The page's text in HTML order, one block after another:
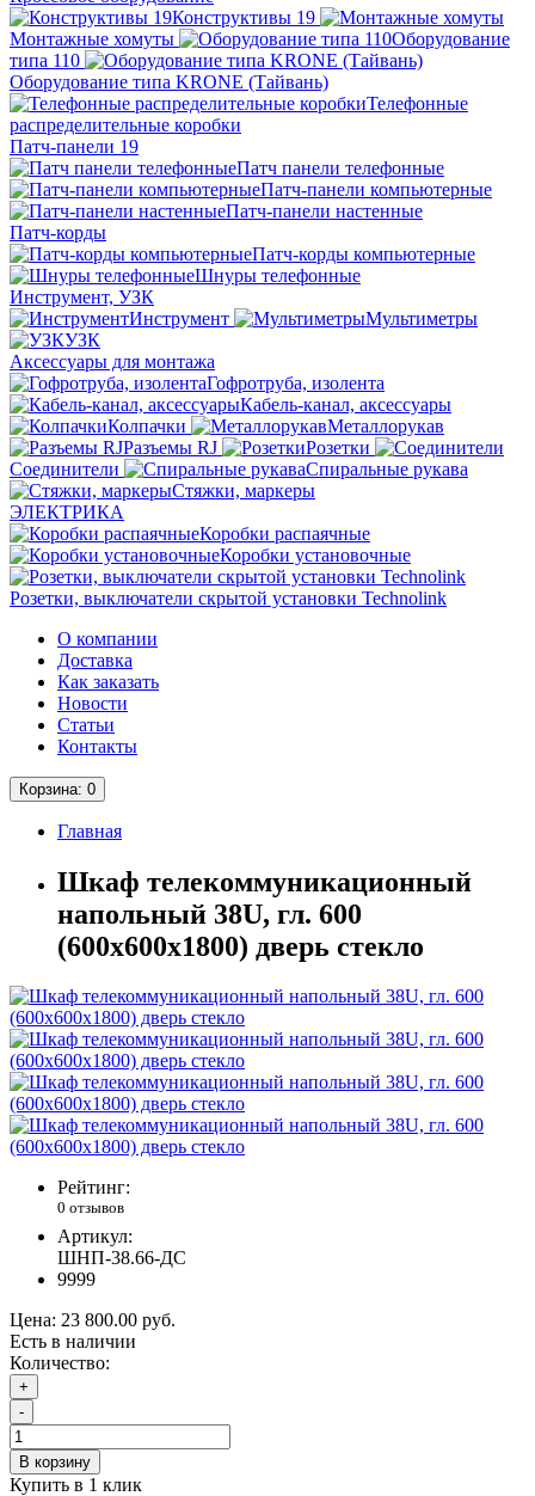
Конструктивы 19
Монтажные хомуты
Оборудование
типа 110
Оборудование типа KRONE (Тайвань)
Телефонные
распределительные коробки
Патч-панели 19
Патч панели телефонные
Патч-панели компьютерные
Патч-панели настенные
Патч-корды
Патч-корды компьютерные
Шнуры телефонные
Инструмент, УЗК
Инструмент
Мультиметры
УЗК
Аксессуары для монтажа
Гофротруба, изолента
Кабель-канал, аксессуары
Колпачки
Металлорукав
Разъемы RJ
Розетки
Соединители
Спиральные рукава
Стяжки, маркеры
ЭЛЕКТРИКА
Коробки распаячные
Коробки установочные
Розетки, выключатели скрытой установки Technolink
О компании
Доставка
Как заказать
Новости
Статьи
Контакты
Корзина: 0
Главная
Шкаф телекоммуникационный
напольный 38U, гл. 600
(600x600х1800) дверь стекло
Рейтинг:
0 отзывов
Артикул:
ШНП-38.66-ДС
9999
Цена: 23 800.00 руб.
Есть в наличии
Количество:
+
-
В корзину
Купить в 1 клик